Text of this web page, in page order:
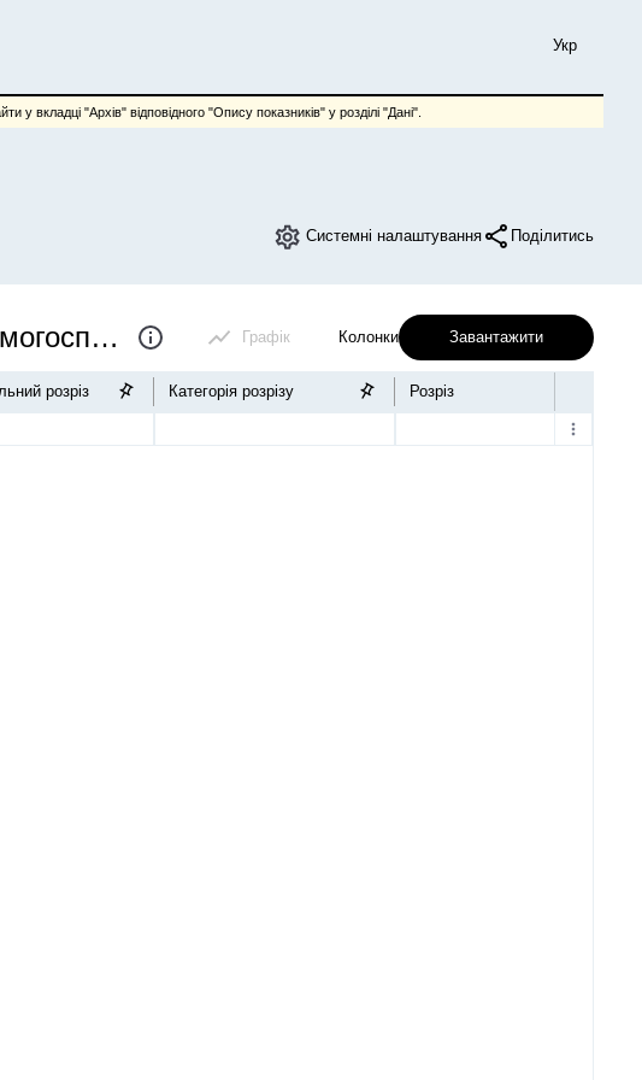
Укр
у вкладці "Архів" відповідного "Опису показників" у розділі "Дані".
Системні налаштування Поділитись
Обстеження умов життя домогосподарств (річна) Графік Колонки Завантажити
розріз Категорія розрізу Розріз